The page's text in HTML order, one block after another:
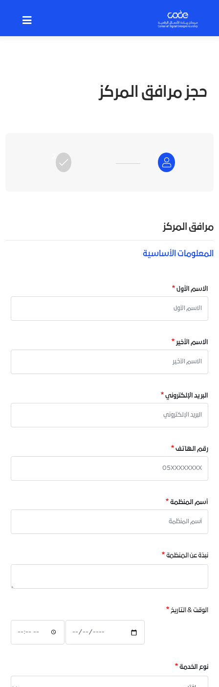
حجز مرافق المركز
مرافق المركز
المعلومات الأساسية
الاسم الأول
الاسم الأخير
البريد الإلكتروني
رقم الهاتف
أسم المنظمة
نبذة عن المنظمة
الوقت & التاريخ
التاريخ
التاريخ
نوع الخدمة